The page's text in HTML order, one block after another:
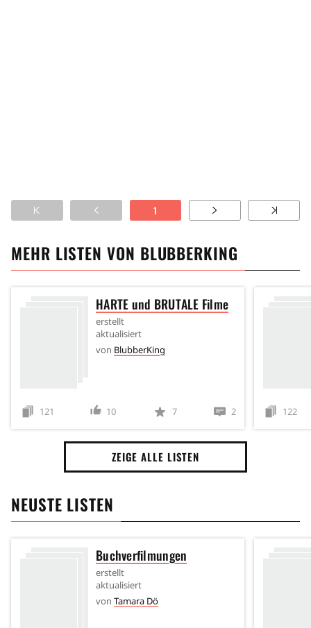
1
MEHR LISTEN VON BLUBBERKING
HARTE und BRUTALE Filme
erstellt
aktualisiert
von BlubberKing
121 10 7 2 122
ZEIGE ALLE LISTEN
NEUSTE LISTEN
Buchverfilmungen
erstellt
aktualisiert
von Tamara Dö